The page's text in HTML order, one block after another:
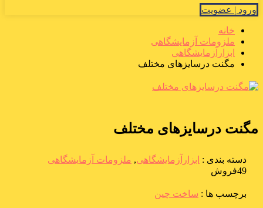
ورود | عضویت
خانه
ملزومات آزمایشگاهی
ابزارآزمایشگاهی
مگنت درسایزهای مختلف
مگنت درسایزهای مختلف
دسته بندی : ابزارآزمایشگاهی, ملزومات آزمایشگاهی
49فروش
برچسب ها : ساخت چین